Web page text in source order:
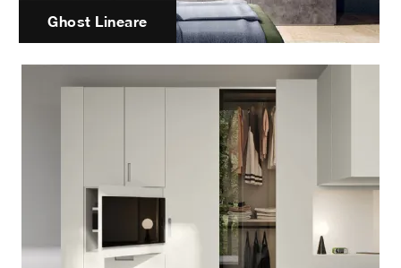
Ghost Lineare